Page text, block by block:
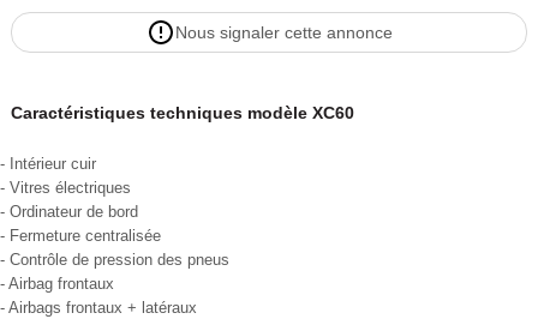
Nous signaler cette annonce
Caractéristiques techniques modèle XC60
- Intérieur cuir
- Vitres électriques
- Ordinateur de bord
- Fermeture centralisée
- Contrôle de pression des pneus
- Airbag frontaux
- Airbags frontaux + latéraux